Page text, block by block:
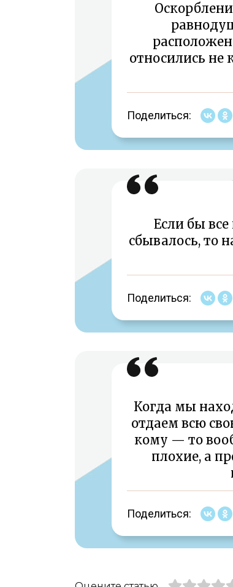
относились
Поделиться:
Если бы
сбывалось, то
Поделиться:
Когда мы
отдаем всю
кому — то
плохие, а
Поделиться: